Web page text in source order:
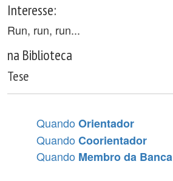
Interesse:
Run, run, run...
na Biblioteca
Tese
Quando Orientador
Quando Coorientador
Quando Membro da Banca